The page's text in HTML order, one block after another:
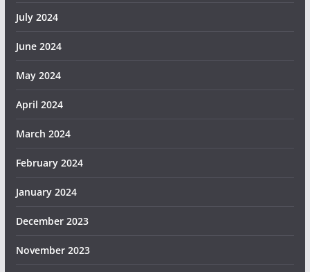
July 2024
June 2024
May 2024
April 2024
March 2024
February 2024
January 2024
December 2023
November 2023